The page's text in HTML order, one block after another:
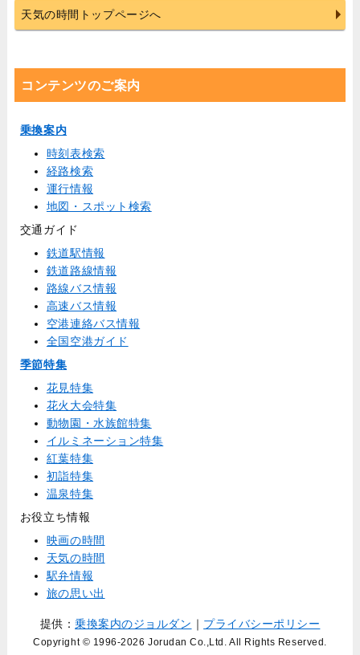
天気の時間トップページへ
コンテンツのご案内
乗換案内
時刻表検索
経路検索
運行情報
地図・スポット検索
交通ガイド
鉄道駅情報
鉄道路線情報
路線バス情報
高速バス情報
空港連絡バス情報
全国空港ガイド
季節特集
花見特集
花火大会特集
動物園・水族館特集
イルミネーション特集
紅葉特集
初詣特集
温泉特集
お役立ち情報
映画の時間
天気の時間
駅弁情報
旅の思い出
提供：乗換案内のジョルダン ｜ プライバシーポリシー
Copyright © 1996-2026 Jorudan Co.,Ltd. All Rights Reserved.